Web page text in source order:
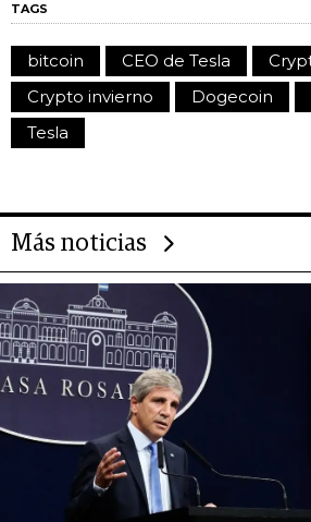
TAGS
bitcoin CEO de Tesla
Crypto invierno
Dogecoin
Tesla
Más noticias